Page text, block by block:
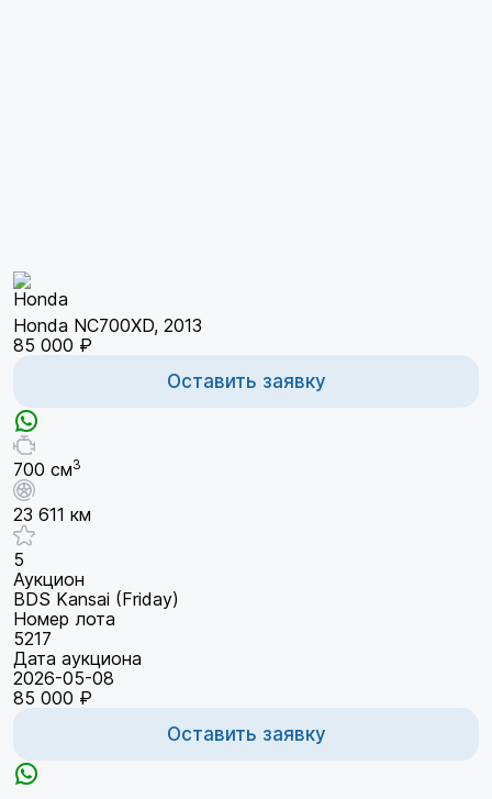
Honda NC700XD, 2013
85 000 ₽
Оставить заявку
700 см3
23 611 км
5
Аукцион
BDS Kansai (Friday)
Номер лота
5217
Дата аукциона
2026-05-08
85 000 ₽
Оставить заявку